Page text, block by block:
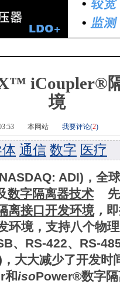
iCoupler®
境
本网站 我要评论(2)
通信 数字 医疗
ADI) ， 全
数字隔离器技术
离接口开发环境，
环境， 支持八个物
、 RS-422、 RS-
， 大大减少了开发时
和isoPower®数字